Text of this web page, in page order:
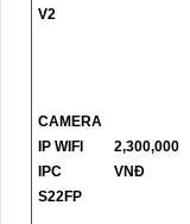
V2
CAMERA
IP WIFI
IPC
S22FP
2,300,000
VNĐ